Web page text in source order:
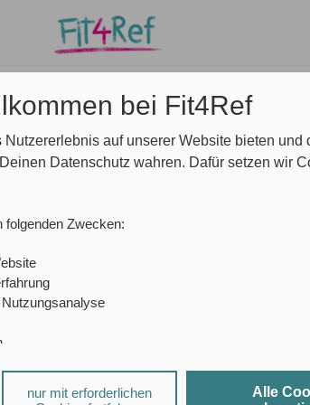
bei Fit4Ref
auf unserer Website bieten und
Datenschutz wahren. Dafür setzen wir
folgenden Zwecken:
Werbung können durch den jeweiligen
Alle
nur mit erforderlichen
Ansprechpartner*innen Blog